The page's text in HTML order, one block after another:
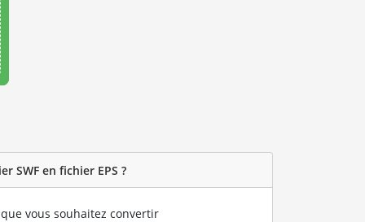
SWF en fichier EPS ?
que vous souhaitez convertir